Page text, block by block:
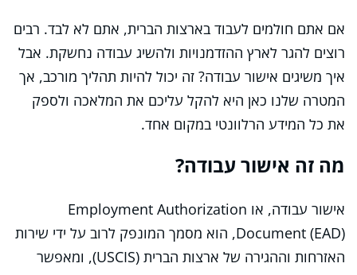
אם אתם חולמים לעבוד בארצות הברית, אתם לא לבד. רבים
רוצים להגר לארץ ההזדמנויות ולהשיג עבודה נחשקת. אבל
איך משיגים אישור עבודה? זה יכול להיות תהליך מורכב, אך
המטרה שלנו כאן היא להקל עליכם את המלאכה ולספק
את כל המידע הרלוונטי במקום אחד.
מה זה אישור עבודה?
אישור עבודה, או Employment Authorization
Document (EAD), הוא מסמך המונפק לרוב על ידי שירות
האזרחות וההגירה של ארצות הברית (USCIS), ומאפשר